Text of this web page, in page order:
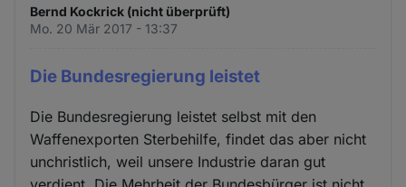
Bernd Kockrick (nicht überprüft)
Mo. 20 Mär 2017 - 13:37
Die Bundesregierung leistet
Die Bundesregierung leistet selbst mit den
Waffenexporten Sterbehilfe, findet das aber nicht
unchristlich, weil unsere Industrie daran gut